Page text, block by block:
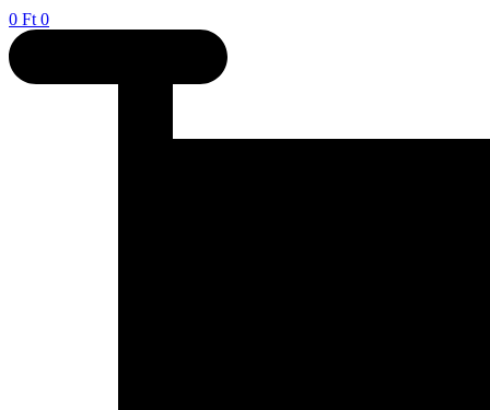
0 Ft 0